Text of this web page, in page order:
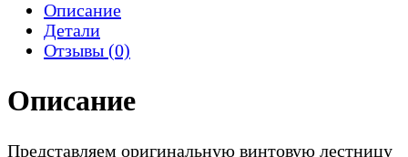
ВПП042Описание
Детали
Отзывы (0)
Описание
Представляем оригинальную винтовую лестницу